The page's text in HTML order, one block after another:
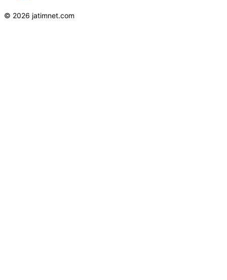
© 2026 jatimnet.com